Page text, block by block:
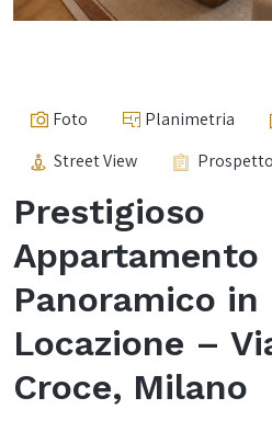
Foto Planimetria
Street View
Prestigioso
Appartamento
Panoramico in
Locazione –
Croce, Milano